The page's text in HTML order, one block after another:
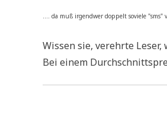
.... da muß irgend­wer dop­pelt sovie­le
Wis­sen sie, ver­ehr­te Leser,
Bei einem